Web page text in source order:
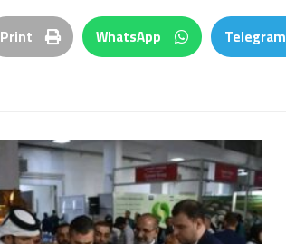
Telegram
WhatsApp
Print